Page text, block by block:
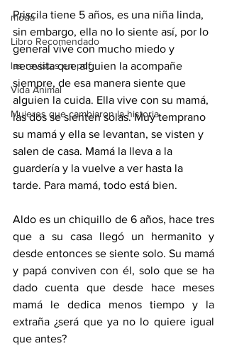
moda
Libro Recomendado
las revistas en pdf
Vida Animal
Mujeres que cambiaron la historia
Priscila tiene 5 años, es una niña linda,
sin embargo, ella no lo siente así, por lo
general vive con mucho miedo y
necesita que alguien la acompañe
siempre, de esa manera siente que
alguien la cuida. Ella vive con su mamá,
las dos se sienten solas. Muy temprano
su mamá y ella se levantan, se visten y
salen de casa. Mamá la lleva a la
guardería y la vuelve a ver hasta la
tarde. Para mamá, todo está bien.
Aldo es un chiquillo de 6 años, hace tres
que a su casa llegó un hermanito y
desde entonces se siente solo. Su mamá
y papá conviven con él, solo que se ha
dado cuenta que desde hace meses
mamá le dedica menos tiempo y la
extraña ¿será que ya no lo quiere igual
que antes?